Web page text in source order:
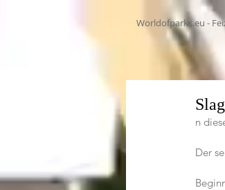
Worldofparks.eu -
n
Der